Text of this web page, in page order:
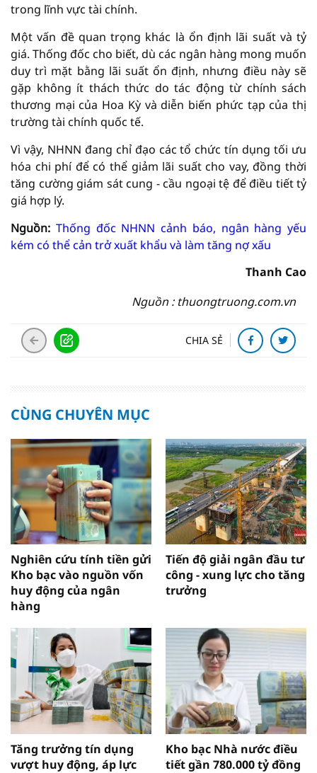
trong lĩnh vực tài chính.
Một vấn đề quan trọng khác là ổn định lãi suất và tỷ
giá. Thống đốc cho biết, dù các ngân hàng mong muốn
duy trì mặt bằng lãi suất ổn định, nhưng điều này sẽ
gặp không ít thách thức do tác động từ chính sách
thương mại của Hoa Kỳ và diễn biến phức tạp của thị
trường tài chính quốc tế.
Vì vậy, NHNN đang chỉ đạo các tổ chức tín dụng tối ưu
hóa chi phí để có thể giảm lãi suất cho vay, đồng thời
tăng cường giám sát cung - cầu ngoại tệ để điều tiết tỷ
giá hợp lý.
Nguồn: Thống đốc NHNN cảnh báo, ngân hàng yếu
kém có thể cản trở xuất khẩu và làm tăng nợ xấu
Thanh Cao
Nguồn : thuongtruong.com.vn
CHIA SẺ
CÙNG CHUYÊN MỤC
Nghiên cứu tính tiền gửi
Kho bạc vào nguồn vốn
huy động của ngân
hàng
Tiến độ giải ngân đầu tư
công - xung lực cho tăng
trưởng
Tăng trưởng tín dụng
vượt huy động, áp lực
Kho bạc Nhà nước điều
tiết gần 780.000 tỷ đồng